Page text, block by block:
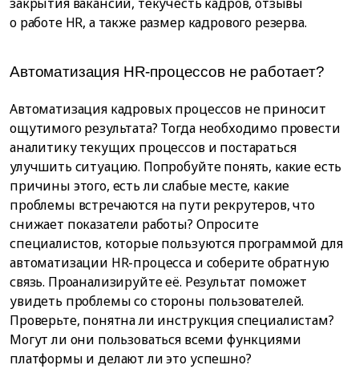
о работе HR, а также размер кадрового резерва.
Автоматизация HR-процессов не работает?
Автоматизация кадровых процессов не приносит
ощутимого результата? Тогда необходимо провести
аналитику текущих процессов и постараться
улучшить ситуацию. Попробуйте понять, какие есть
причины этого, есть ли слабые месте, какие
проблемы встречаются на пути рекрутеров, что
снижает показатели работы? Опросите
специалистов, которые пользуются программой для
автоматизации HR-процесса и соберите обратную
связь. Проанализируйте её. Результат поможет
увидеть проблемы со стороны пользователей.
Проверьте, понятна ли инструкция специалистам?
Могут ли они пользоваться всеми функциями
платформы и делают ли это успешно?